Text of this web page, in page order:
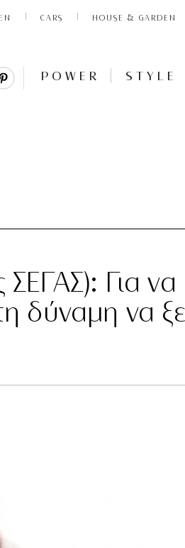
CARS HOUSE & GARDEN
POWER STYLE
Για να
δύναμη να